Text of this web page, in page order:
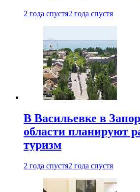
2 года спустя2 года спустя
В Васильевке в
области планируют
туризм
2 года спустя2 года спустя